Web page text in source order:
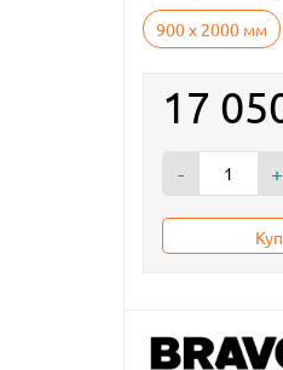
900 х 2000 мм
17
- +